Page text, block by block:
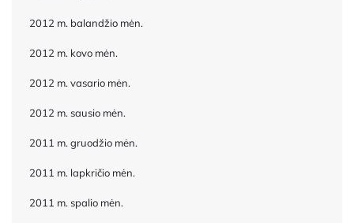
2012 m. balandžio mėn.
2012 m. kovo mėn.
2012 m. vasario mėn.
2012 m. sausio mėn.
2011 m. gruodžio mėn.
2011 m. lapkričio mėn.
2011 m. spalio mėn.